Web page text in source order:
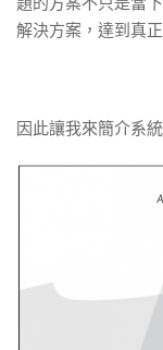
解決方案，達到真
因此讓我來簡介系